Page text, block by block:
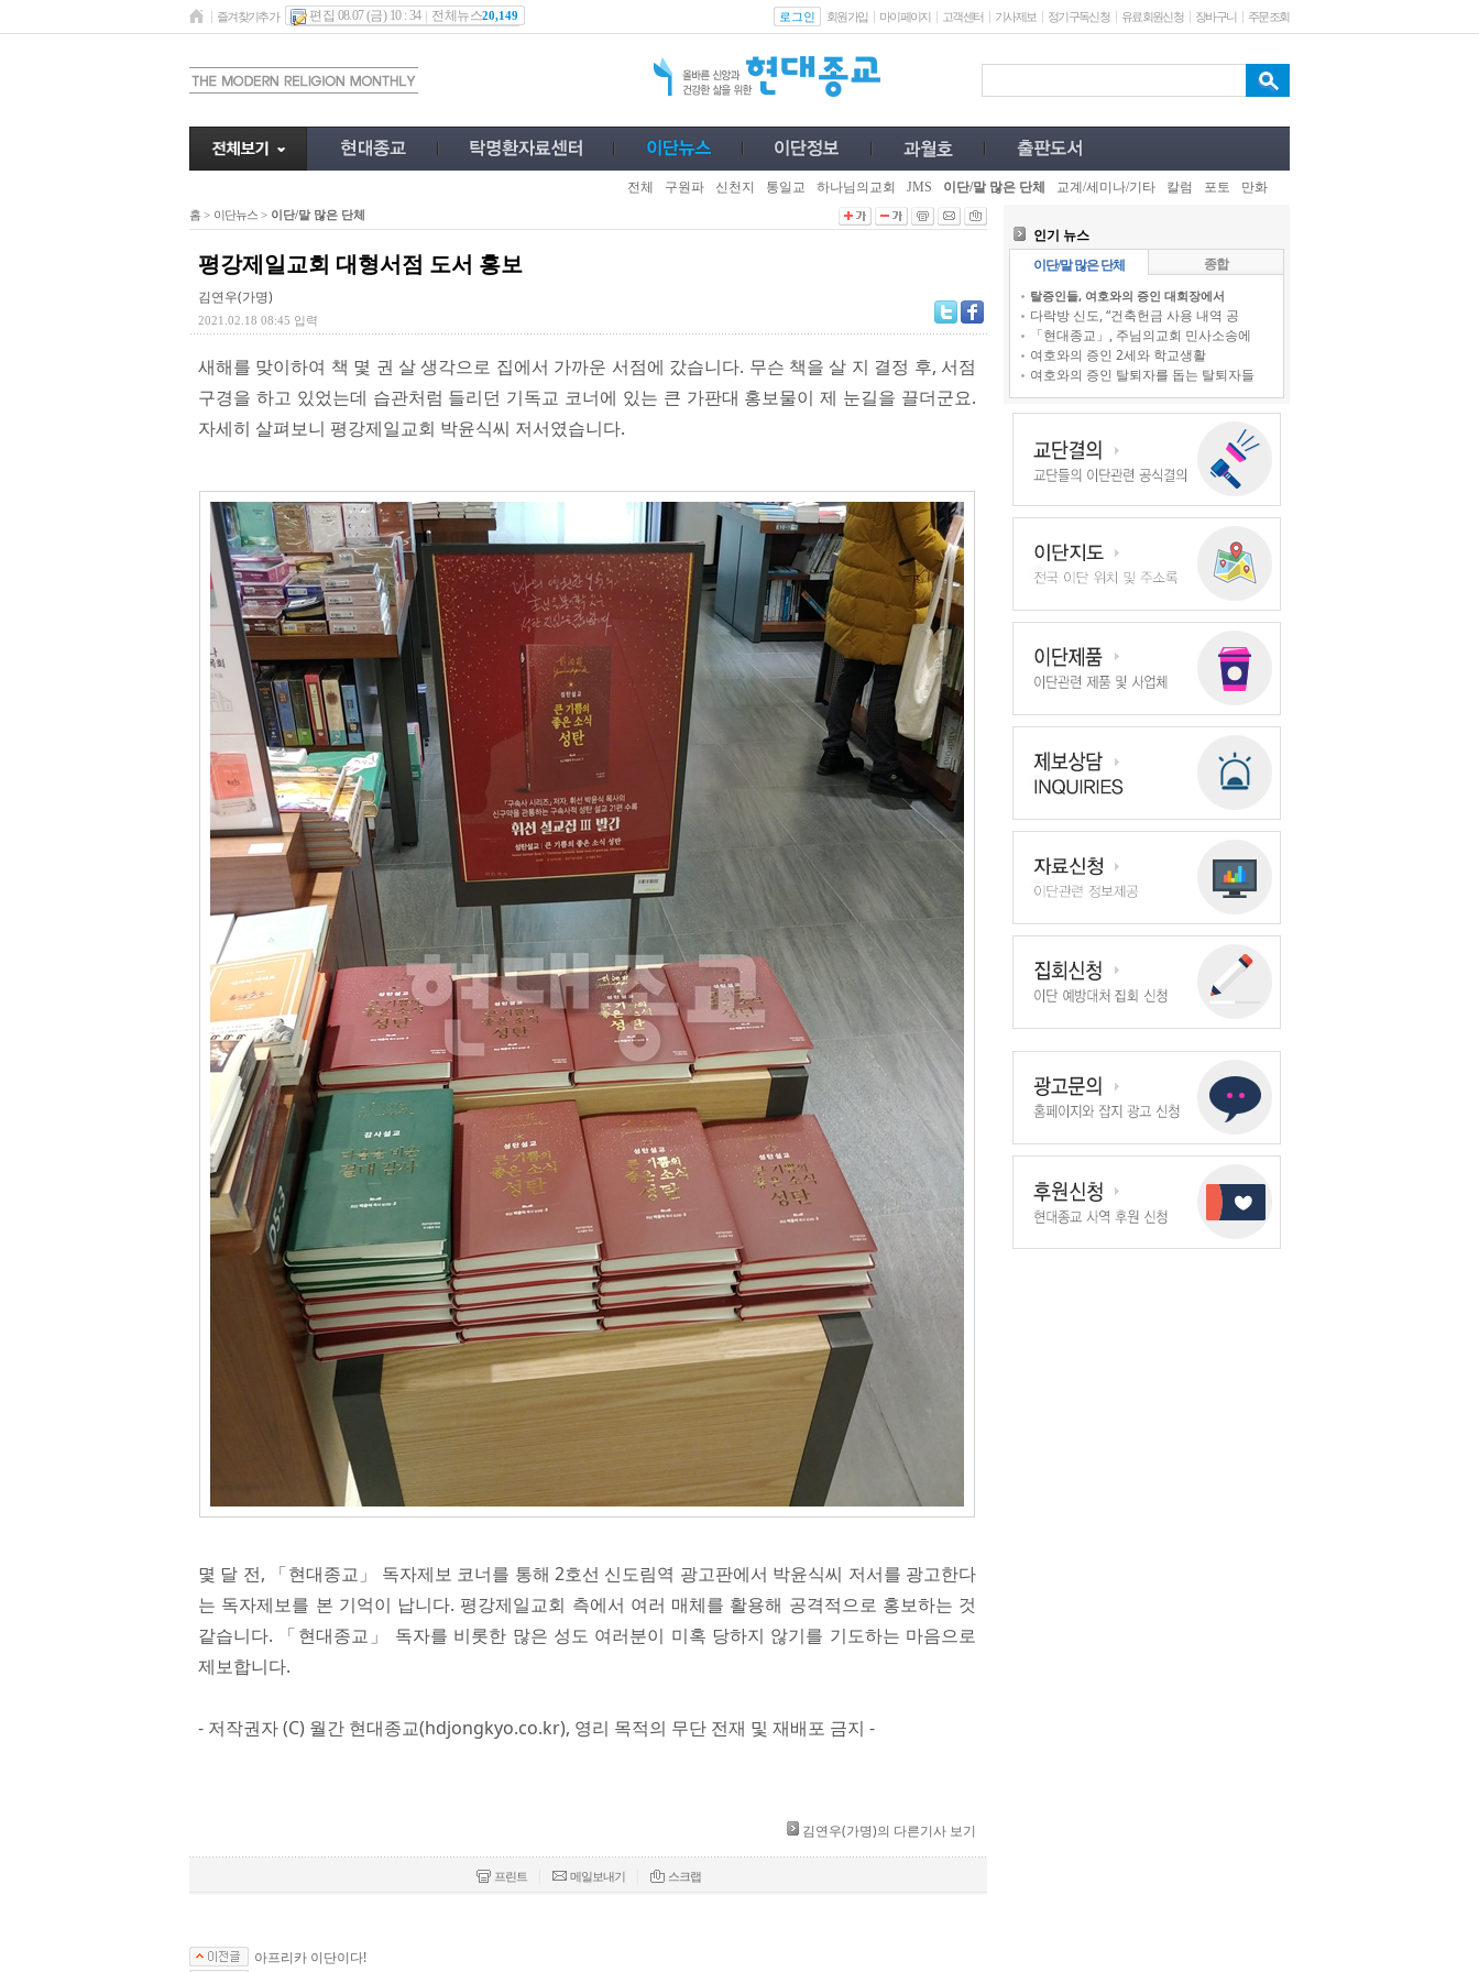
즐겨찾기추가 편집 08.07 (금) 10 : 34 전체뉴스20,149 로그인 회원가입 마이페이지 고객센터 기사제보 정기구독신청 유료회원신청 장바구니 주문조회
전체 구원파 신천지 통일교 하나님의교회 JMS 이단/말 많은 단체 교계/세미나/기타 칼럼 포토 만화
홈 > 이단뉴스 > 이단/말 많은 단체
평강제일교회 대형서점 도서 홍보
김연우(가명)
2021.02.18 08:45 입력
새해를 맞이하여 책 몇 권 살 생각으로 집에서 가까운 서점에 갔습니다. 무슨 책을 살 지 결정 후, 서점
구경을 하고 있었는데 습관처럼 들리던 기독교 코너에 있는 큰 가판대 홍보물이 제 눈길을 끌더군요.
자세히 살펴보니 평강제일교회 박윤식씨 저서였습니다.
몇 달 전, 「현대종교」 독자제보 코너를 통해 2호선 신도림역 광고판에서 박윤식씨 저서를 광고한다
는 독자제보를 본 기억이 납니다. 평강제일교회 측에서 여러 매체를 활용해 공격적으로 홍보하는 것
같습니다. 「현대종교」 독자를 비롯한 많은 성도 여러분이 미혹 당하지 않기를 기도하는 마음으로
제보합니다.
​- 저작권자 (C) 월간 현대종교(hdjongkyo.co.kr), 영리 목적의 무단 전재 및 재배포 금지 -
김연우(가명)의 다른기사 보기
프린트 메일보내기 스크랩
아프리카 이단이다!
인기 뉴스
이단/말 많은 단체
종합
탈증인들, 여호와의 증인 대회장에서
다락방 신도, “건축헌금 사용 내역 공
「현대종교」, 주님의교회 민사소송에
여호와의 증인 2세와 학교생활
여호와의 증인 탈퇴자를 돕는 탈퇴자들